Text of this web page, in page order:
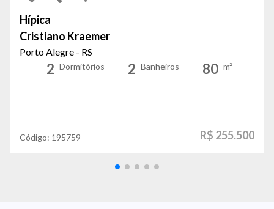
Hípica
Cristiano Kraemer
Porto Alegre - RS
2 Dormitórios 2 Banheiros 80 m²
Código: 195759 R$ 255.500